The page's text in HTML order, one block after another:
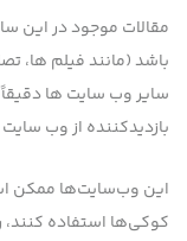
مقالات موجود در این
باشد (مانند فیلم ها،
سایر وب سایت ها
بازدیدکننده از وب
این وب‌سایت‌ها ممکن
کوکی‌ها استفاده کنند،